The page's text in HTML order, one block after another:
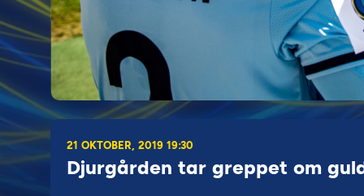
21 OKTOBER, 2019 19:30
Djurgården tar greppet om